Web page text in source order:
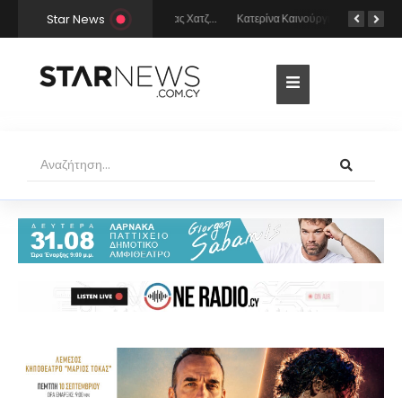
Star News Κατερίνα Καινούργιου: Η selfie με μπλε μαγιό κάτω από τον ήλιο – Η λεπτομέρεια που λατρέψαμε (φωτογραφία)